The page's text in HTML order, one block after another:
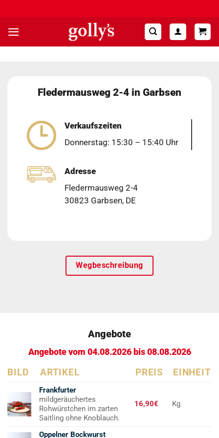
springen
Fledermausweg 2-4 in Garbsen
Verkaufszeiten
Donnerstag: 15:30 – 15:40 Uhr
Adresse
Fledermausweg 2-4
30823 Garbsen, DE
Wegbeschreibung
Angebote
Angebote vom 04.08.2026 bis 08.08.2026
BILD ARTIKEL PREIS EINHEIT
Frankfurter
mildgeräuchertes
Rohwürstchen im zarten
Saitling ohne Knoblauch.
16,90€ Kg
Oppelner Bockwurst